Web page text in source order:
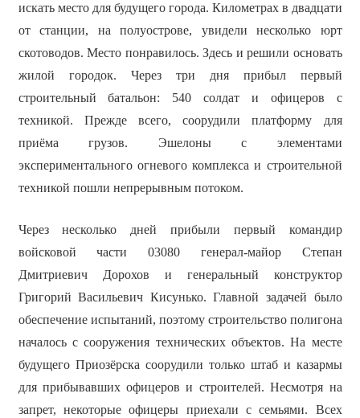
искать место для будущего города. Километрах в двадцати
от станции, на полуострове, увидели несколько юрт
скотоводов. Место понравилось. Здесь и решили основать
жилой городок. Через три дня прибыл первый
строительный батальон: 540 солдат и офицеров с
техникой. Прежде всего, соорудили платформу для
приёма грузов. Эшелоны с элементами
экспериментального огневого комплекса и строительной
техникой пошли непрерывным потоком.
Через несколько дней прибыли первый командир
войсковой части 03080 генерал-майор Степан
Дмитриевич Дорохов и генеральный конструктор
Григорий Васильевич Кисунько. Главной задачей было
обеспечение испытаний, поэтому строительство полигона
началось с сооружения технических объектов. На месте
будущего Приозёрска соорудили только штаб и казармы
для прибывавших офицеров и строителей. Несмотря на
запрет, некоторые офицеры приехали с семьями. Всех